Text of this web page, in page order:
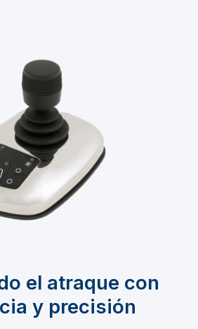
el atraque con
y precisión